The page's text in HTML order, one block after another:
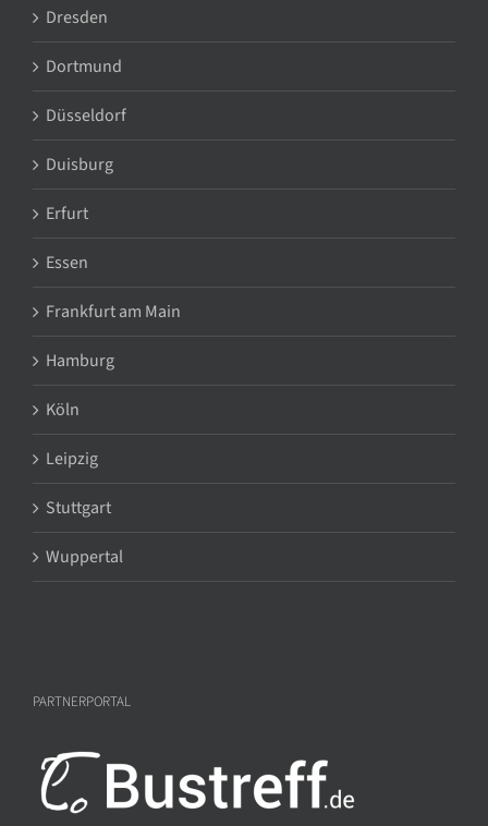
Dresden
Dortmund
Düsseldorf
Duisburg
Erfurt
Essen
Frankfurt am Main
Hamburg
Köln
Leipzig
Stuttgart
Wuppertal
PARTNERPORTAL